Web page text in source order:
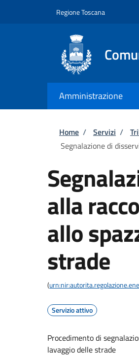
Regione Toscana
Amministrazione
Briciole
Home / Servizi /
Segnalazione di
alla
allo
strade
(
Servizio attivo
Procedimento di
lavaggio delle strade